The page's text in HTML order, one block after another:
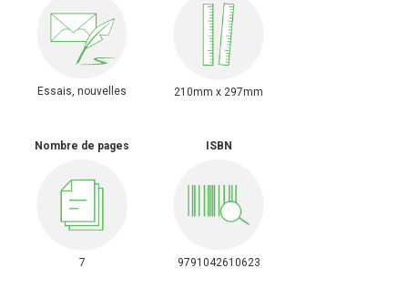
Essais, nouvelles 210mm x 297mm
Nombre de pages
7
ISBN
9791042610623